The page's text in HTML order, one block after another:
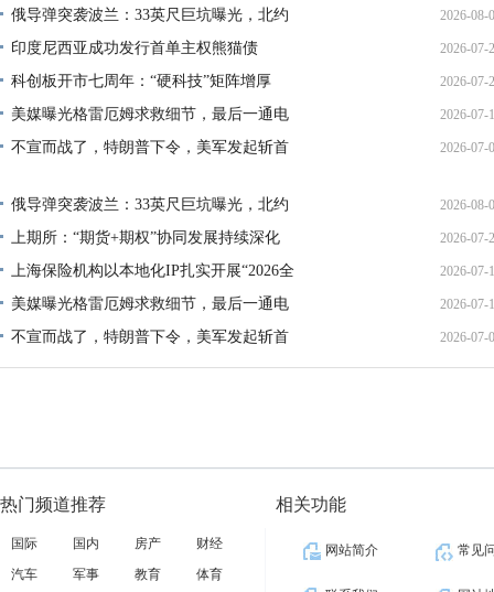
俄导弹突袭波兰：33英尺巨坑曝光，北约 2026-08-
印度尼西亚成功发行首单主权熊猫债 2026-07-
科创板开市七周年：“硬科技”矩阵增厚 2026-07-
美媒曝光格雷厄姆求救细节，最后一通电 2026-07-
不宣而战了，特朗普下令，美军发起斩首 2026-07-
俄导弹突袭波兰：33英尺巨坑曝光，北约 2026-08-
上期所：“期货+期权”协同发展持续深化 2026-07-
上海保险机构以本地化IP扎实开展“2026全 2026-07-
美媒曝光格雷厄姆求救细节，最后一通电 2026-07-
不宣而战了，特朗普下令，美军发起斩首 2026-07-
热门频道推荐
国际 国内 房产
财经
汽车
军事 教育 体育
相关功能
网站简介 常见